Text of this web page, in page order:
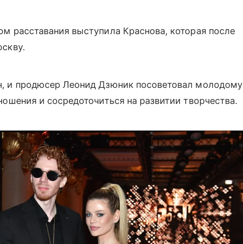
расставания выступила Краснова, которая после
и продюсер Леонид Дзюник посоветовал молодому
и сосредоточиться на развитии творчества.